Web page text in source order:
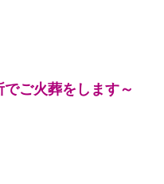
ご火葬をします～